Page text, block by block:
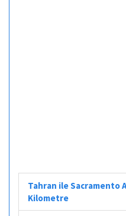
Tahran ile Sacramento
Kilometre